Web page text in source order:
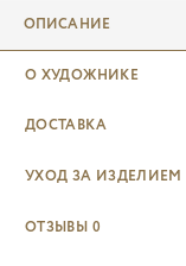
ОПИСАНИЕ
О ХУДОЖНИКЕ
ДОСТАВКА
УХОД ЗА ИЗДЕЛИЕМ
ОТЗЫВЫ 0